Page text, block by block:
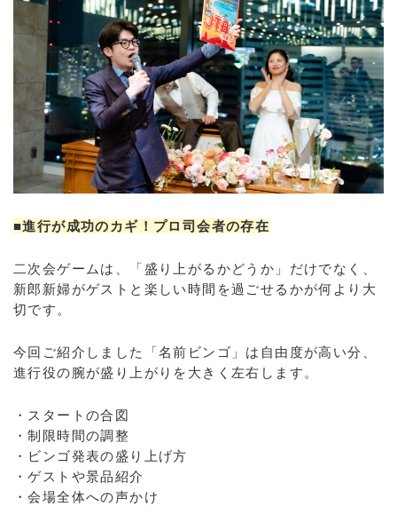
■進行が成功のカギ！プロ司会者の存在
二次会ゲームは、「盛り上がるかどうか」だけでなく、
新郎新婦がゲストと楽しい時間を過ごせるかが何より大
切です。
今回ご紹介しました「名前ビンゴ」は自由度が高い分、
進行役の腕が盛り上がりを大きく左右します。
・スタートの合図
・制限時間の調整
・ビンゴ発表の盛り上げ方
・ゲストや景品紹介
・会場全体への声かけ